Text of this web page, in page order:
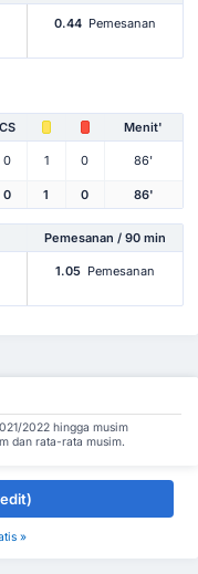
0.44 Pemesanan
CS Menit'
0 1 0 86'
0 1 0 86'
Pemesanan / 90 min
1.05 Pemesanan
2022 hingga musim
dan rata-rata musim.
»